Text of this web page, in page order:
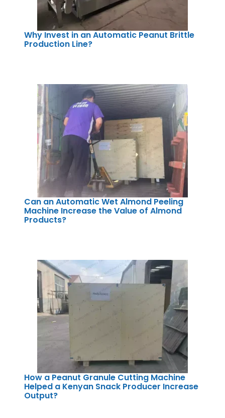
Why Invest in an Automatic Peanut Brittle
Production Line?
Can an Automatic Wet Almond Peeling
Machine Increase the Value of Almond
Products?
How a Peanut Granule Cutting Machine
Helped a Kenyan Snack Producer Increase
Output?